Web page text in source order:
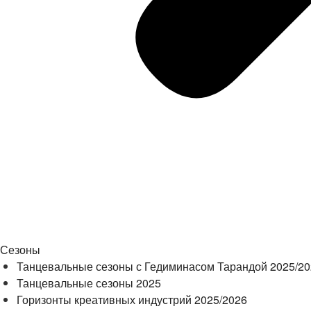
Сезоны
Танцевальные сезоны с Гедиминасом Тарандой 2025/
Танцевальные сезоны 2025
Горизонты креативных индустрий 2025/2026